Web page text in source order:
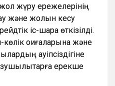
жүру ережелерінің
және жолын кесу
іс-шара өткізілді.
көлік оқиғаларына және
қауіпсіздігіне
ерекше